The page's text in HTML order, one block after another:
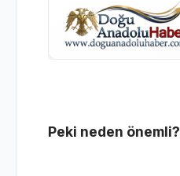
Peki neden önemli?